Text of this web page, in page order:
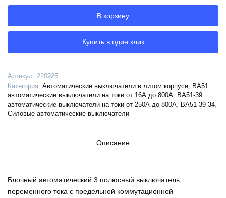
ВА51-
39-
341110-
630А-2000-
КЭАЗ,
220925
В корзину
Купить в один клик
Артикул: 220925
Категория: Автоматические выключатели в литом корпусе
ВА51
автоматические выключатели на токи от 16А до 800А
ВА51-39
автоматические выключатели на токи от 250А до 800А
ВА51-39-34
Силовые автоматические выключатели
Описание
Блочный автоматический 3 полюсный выключатель
переменного тока с предельной коммутационной